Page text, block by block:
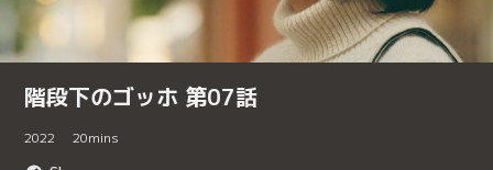
階段下のゴッホ 第07話
2022 20mins